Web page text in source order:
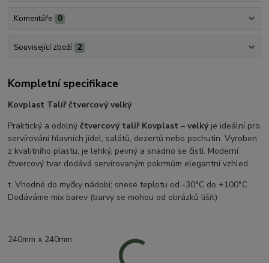
Komentáře 0
Související zboží 2
Kompletní specifikace
Kovplast Talíř čtvercový velký
Praktický a odolnýčtvercový talíř Kovplast – velkýje ideální pro
servírování hlavních jídel, salátů, dezertů nebo pochutin. Vyroben
z kvalitního plastu, je lehký, pevný a snadno se čistí. Moderní
čtvercový tvar dodává servírovaným pokrmům elegantní vzhled
t. Vhodné do myčky nádobí; snese teplotu od -30°C do +100°C.
Dodáváme mix barev (barvy se mohou od obrázků lišit)
240mm x 240mm